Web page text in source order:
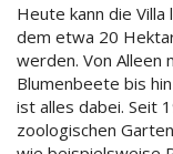
Heute kann die
dem etwa 20
werden. Von Alleen
Blumenbeete bis
ist alles dabei. Seit
zoologischen